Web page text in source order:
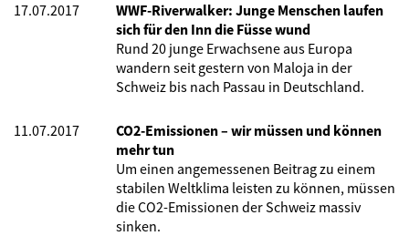
17.07.2017
WWF-Riverwalker: Junge Menschen laufen
sich für den Inn die Füsse wund
Rund 20 junge Erwachsene aus Europa
wandern seit gestern von Maloja in der
Schweiz bis nach Passau in Deutschland.
11.07.2017
CO2-Emissionen – wir müssen und können
mehr tun
Um einen angemessenen Beitrag zu einem
stabilen Weltklima leisten zu können, müssen
die CO2-Emissionen der Schweiz massiv
sinken.